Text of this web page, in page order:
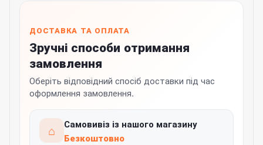
ДОСТАВКА ТА ОПЛАТА
Зручні способи отримання
замовлення
Оберіть відповідний спосіб доставки під час
оформлення замовлення.
⌂
Самовивіз із нашого магазину
Безкоштовно